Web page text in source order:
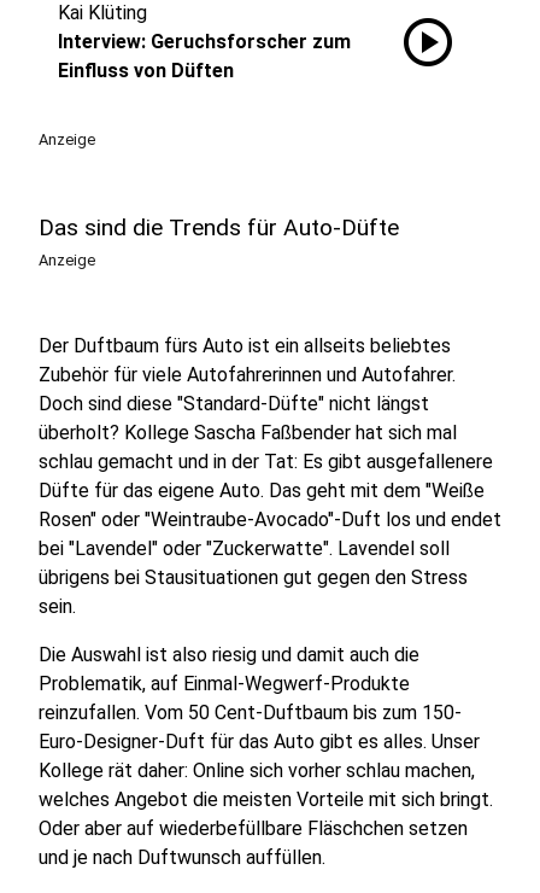
Kai Klüting
Interview: Geruchsforscher zum
Einfluss von Düften
play_circle
Anzeige
Das sind die Trends für Auto-Düfte
Anzeige
Der Duftbaum fürs Auto ist ein allseits beliebtes
Zubehör für viele Autofahrerinnen und Autofahrer.
Doch sind diese "Standard-Düfte" nicht längst
überholt? Kollege Sascha Faßbender hat sich mal
schlau gemacht und in der Tat: Es gibt ausgefallenere
Düfte für das eigene Auto. Das geht mit dem "Weiße
Rosen" oder "Weintraube-Avocado"-Duft los und endet
bei "Lavendel" oder "Zuckerwatte". Lavendel soll
übrigens bei Stausituationen gut gegen den Stress
sein.
Die Auswahl ist also riesig und damit auch die
Problematik, auf Einmal-Wegwerf-Produkte
reinzufallen. Vom 50 Cent-Duftbaum bis zum 150-
Euro-Designer-Duft für das Auto gibt es alles. Unser
Kollege rät daher: Online sich vorher schlau machen,
welches Angebot die meisten Vorteile mit sich bringt.
Oder aber auf wiederbefüllbare Fläschchen setzen
und je nach Duftwunsch auffüllen.